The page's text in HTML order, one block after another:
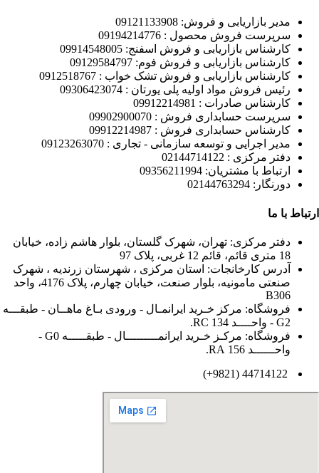
مدیر بازاریابی و فروش: 09121133908
سرپرست فروش محصول : 09194214776
کارشناس بازاریابی و فروش اسفنج: 09914548005
کارشناس بازاریابی و فروش فوم: 09129584797
کارشناس بازاریابی و فروش تشک خواب : 0912518767
رئیس فروش مواد اولیه پلی یورتان : 09306423074
کارشناس صادرات : 09912214981
سرپرست حسابداری فروش : 09902900070
کارشناس حسابداری فروش : 09912214987
مدیر اجرایی و توسعه سازمانی - تجاری : 09123263070
دفتر مرکزی : 02144714122
ارتباط با مشتریان: 09356211994
دورنگار: 02144763294
ارتباط با ما
دفتر مرکزی: تهران، شهرک گلستان، بلوار هاشم زاده، خیابان
18 متری قائم، قائم 12 غربی، پلاک 97
آدرس کارخانجات: استان مرکزی ، شهرستان زرندیه ، شهرک
صنعتی مامونیه، بلوار صنعت، خیابان چهارم، پلاک 4176، واحد
B306
فروشگاه: مرکز خـرید ایرانمـال - ورودی بـاغ ماهــان - طبقـــه
G2 - واحــــد 134 RC.
فروشگاه: مرکـز خـرید ایرانمـــــــــال - طبقـــــه G0 -
واحــــــد 156 RA.
44714122 (9821+)